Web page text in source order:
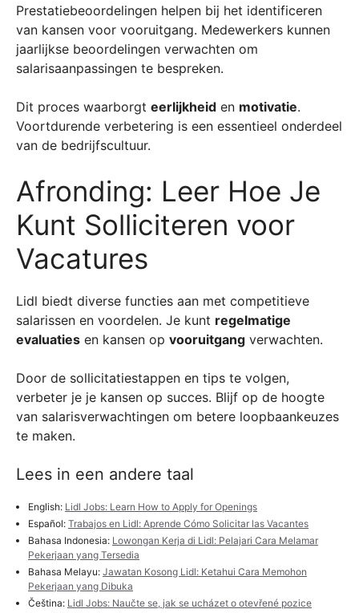
Prestatiebeoordelingen helpen bij het identificeren
van kansen voor vooruitgang. Medewerkers kunnen
jaarlijkse beoordelingen verwachten om
salarisaanpassingen te bespreken.
Dit proces waarborgt eerlijkheid en motivatie.
Voortdurende verbetering is een essentieel onderdeel
van de bedrijfscultuur.
Afronding: Leer Hoe Je
Kunt Solliciteren voor
Vacatures
Lidl biedt diverse functies aan met competitieve
salarissen en voordelen. Je kunt regelmatige
evaluaties en kansen op vooruitgang verwachten.
Door de sollicitatiestappen en tips te volgen,
verbeter je je kansen op succes. Blijf op de hoogte
van salarisverwachtingen om betere loopbaankeuzes
te maken.
Lees in een andere taal
English: Lidl Jobs: Learn How to Apply for Openings
Español: Trabajos en Lidl: Aprende Cómo Solicitar las Vacantes
Bahasa Indonesia: Lowongan Kerja di Lidl: Pelajari Cara Melamar
Pekerjaan yang Tersedia
Bahasa Melayu: Jawatan Kosong Lidl: Ketahui Cara Memohon
Pekerjaan yang Dibuka
Čeština: Lidl Jobs: Naučte se, jak se ucházet o otevřené pozice